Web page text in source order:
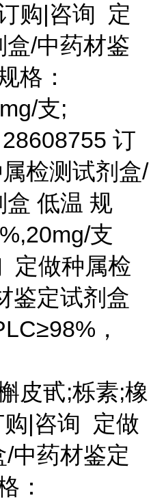
购|咨询 定
/中药材鉴
格：
支;
订
检测试剂盒/
盒 低温 规
支
定做种属检
鉴定试剂盒
，
皮甙;栎素;橡
购|咨询 定做
中药材鉴定
：